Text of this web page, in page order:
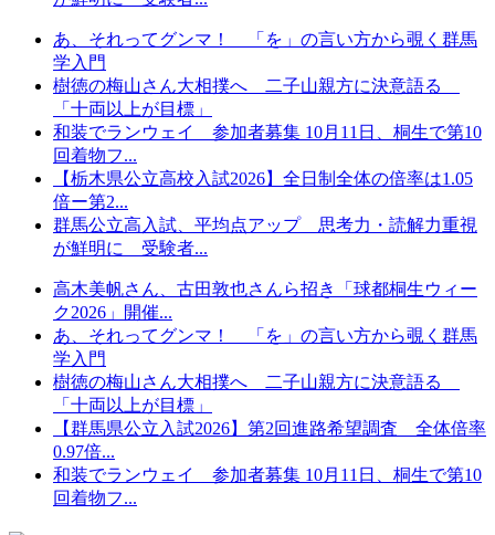
あ、それってグンマ！ 「を」の言い方から覗く群馬
学入門
樹徳の梅山さん大相撲へ 二子山親方に決意語る
「十両以上が目標」
和装でランウェイ 参加者募集 10月11日、桐生で第10
回着物フ...
【栃木県公立高校入試2026】全日制全体の倍率は1.05
倍ー第2...
群馬公立高入試、平均点アップ 思考力・読解力重視
が鮮明に 受験者...
高木美帆さん、古田敦也さんら招き「球都桐生ウィー
ク2026」開催...
あ、それってグンマ！ 「を」の言い方から覗く群馬
学入門
樹徳の梅山さん大相撲へ 二子山親方に決意語る
「十両以上が目標」
【群馬県公立入試2026】第2回進路希望調査 全体倍率
0.97倍...
和装でランウェイ 参加者募集 10月11日、桐生で第10
回着物フ...